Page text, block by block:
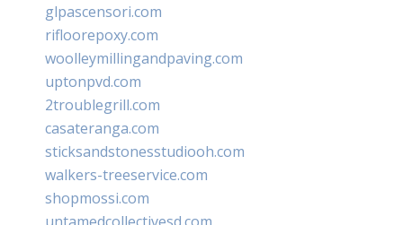
glpascensori.com
rifloorepoxy.com
woolleymillingandpaving.com
uptonpvd.com
2troublegrill.com
casateranga.com
sticksandstonesstudiooh.com
walkers-treeservice.com
shopmossi.com